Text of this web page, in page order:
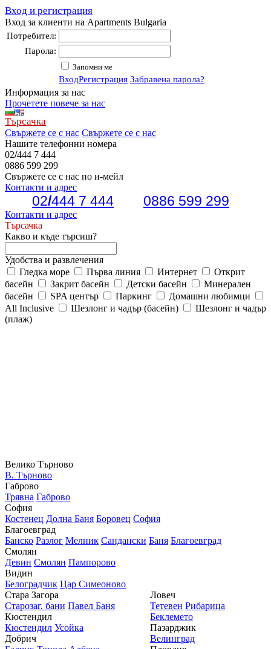
Вход и регистрация
Вход за клиенти на Apartments Bulgaria
Потребител:
Парола:
Запомни ме
ВходРегистрация Забравена парола?
Информация за нас
Прочетете повече за нас
Търсачка
Свържете се с нас Свържете се с нас
Нашите телефонни номера
02/444 7 444
0886 599 299
Свържете се с нас по и-мейл
Контакти и адрес
02/444 7 444 0886 599 299
Контакти и адрес
Търсачка
Какво и къде търсиш?
Удобства и развлечения
Гледка море
Първа линия Интернет
Открит
басейн
Закрит басейн Детски басейн
Минерален
басейн
SPA център Паркинг
Домашни любимци
All Inclusive
Шезлонг и чадър (басейн)
Шезлонг и чадър
(плаж)
Велико Търново
В. Търново
Габрово
Трявна Габрово
София
Костенец Долна Баня Боровец София
Благоевград
Банско Разлог Мелник Сандански Баня Благоевград
Смолян
Девин Смолян Пампорово
Видин
Белоградчик Цар Симеоново
Стара Загора
Старозаг. бани Павел Баня
Кюстендил
Кюстендил Усойка
Добрич
Ловеч
Тетевен Рибарица
Беклемето
Пазарджик
Велинград